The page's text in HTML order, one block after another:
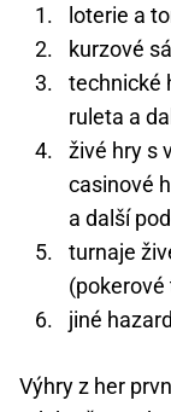
loterie a
kurzové
technické
ruleta a
živé hry s
casinové
a další
turnaje
(pokerové
jiné
Výhry z her